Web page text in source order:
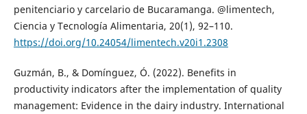
penitenciario y carcelario de Bucaramanga. @limentech,
Ciencia y Tecnología Alimentaria, 20(1), 92–110.
https://doi.org/10.24054/limentech.v20i1.2308
Guzmán, B., & Domínguez, Ó. (2022). Benefits in
productivity indicators after the implementation of quality
management: Evidence in the dairy industry. International